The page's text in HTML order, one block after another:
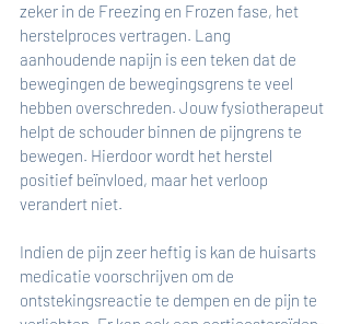
zeker in de Freezing en Frozen fase, het
herstelproces vertragen. Lang
aanhoudende napijn is een teken dat de
bewegingen de bewegingsgrens te veel
hebben overschreden. Jouw fysiotherapeut
helpt de schouder binnen de pijngrens te
bewegen. Hierdoor wordt het herstel
positief beïnvloed, maar het verloop
verandert niet.
Indien de pijn zeer heftig is kan de huisarts
medicatie voorschrijven om de
ontstekingsreactie te dempen en de pijn te